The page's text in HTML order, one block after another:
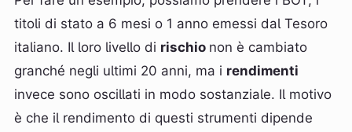
titoli di stato a 6 mesi o 1 anno emessi dal Tesoro
italiano. Il loro livello di rischio non è cambiato
granché negli ultimi 20 anni, ma i rendimenti
invece sono oscillati in modo sostanziale. Il motivo
è che il rendimento di questi strumenti dipende